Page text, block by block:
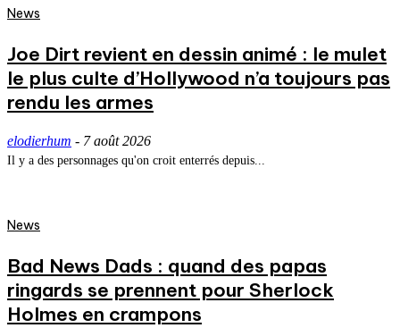
News
Joe Dirt revient en dessin animé : le mulet
le plus culte d’Hollywood n’a toujours pas
rendu les armes
elodierhum - 7 août 2026
Il y a des personnages qu'on croit enterrés depuis...
News
Bad News Dads : quand des papas
ringards se prennent pour Sherlock
Holmes en crampons